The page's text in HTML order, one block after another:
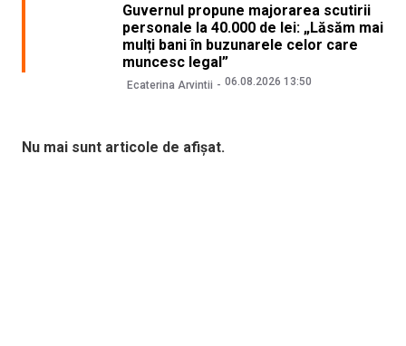
Guvernul propune majorarea scutirii
personale la 40.000 de lei: „Lăsăm mai
mulți bani în buzunarele celor care
muncesc legal”
Ecaterina Arvintii 06.08.2026 13:50
Nu mai sunt articole de afișat.